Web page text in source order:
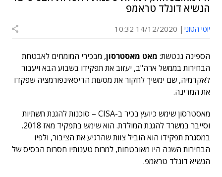
הנשיא דונלד טראמפ
יוסי הטוני 14/12/2020 10:32
הספינה ננטשת: מאט מאסטרסון, מבכירי המומחים לאבטחת
הבחירות בממשל ארה"ב, יעזוב את תפקידו בשבוע הבא ויעבור
לאקדמיה, שם ימשיך לחקור את מסעות הדיסאינפורמציה שפקדו
את המדינה.
מאסטרסון שימש כיועץ בכיר ב-CISA – סוכנות להגנת תשתיות
וסייבר במשרד להגנת המולדת. הוא שימש בתפקיד מאז 2018.
במסגרת תפקידו הוא הוביל צוות שהרגיע את הציבור, ולפיו
הבחירות השנה היו מאובטחות, למרות טענותיו חסרות הבסיס של
הנשיא דונלד טראמפ.